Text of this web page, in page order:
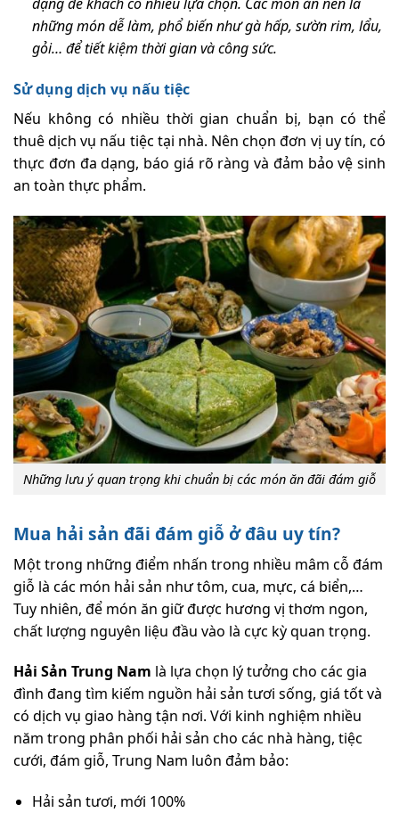
những món dễ làm, phổ biến như gà hấp, sườn rim, lẩu,
gỏi… để tiết kiệm thời gian và công sức.
Sử dụng dịch vụ nấu tiệc
Nếu không có nhiều thời gian chuẩn bị, bạn có thể
thuê dịch vụ nấu tiệc tại nhà. Nên chọn đơn vị uy tín, có
thực đơn đa dạng, báo giá rõ ràng và đảm bảo vệ sinh
an toàn thực phẩm.
Những lưu ý quan trọng khi chuẩn bị các món ăn đãi đám giỗ
Mua hải sản đãi đám giỗ ở đâu uy tín?
Một trong những điểm nhấn trong nhiều mâm cỗ đám
giỗ là các món hải sản như tôm, cua, mực, cá biển,…
Tuy nhiên, để món ăn giữ được hương vị thơm ngon,
chất lượng nguyên liệu đầu vào là cực kỳ quan trọng.
Hải Sản Trung Nam là lựa chọn lý tưởng cho các gia
đình đang tìm kiếm nguồn hải sản tươi sống, giá tốt và
có dịch vụ giao hàng tận nơi. Với kinh nghiệm nhiều
năm trong phân phối hải sản cho các nhà hàng, tiệc
cưới, đám giỗ, Trung Nam luôn đảm bảo:
Hải sản tươi, mới 100%